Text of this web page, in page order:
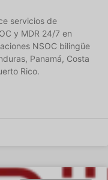
servicios de
y MDR 24/7 en
NSOC bilingüe
Panamá, Costa
Rico.